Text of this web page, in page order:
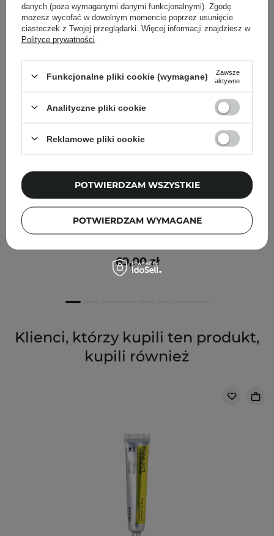
Cos De BAHA - NT Niacinamide Facial Toner - Tonik do
Twarzy z Niacynamidem - 200ml
69,00 zł
Klienci, którzy kupili ten produkt,
kupili również
danych (poza wymaganymi danymi funkcjonalnymi). Zgodę
możesz wycofać w dowolnym momencie poprzez usunięcie
ciasteczek z Twojej przeglądarki. Więcej informacji znajdziesz w
Polityce prywatności
Funkcjonalne pliki cookie (wymagane)
Zawsze
aktywne
Analityczne pliki cookie
Reklamowe pliki cookie
POTWIERDZAM WYMAGANE
POTWIERDZAM WSZYSTKIE